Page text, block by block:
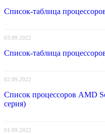
Список-таблица
03.09.2022
Список-таблица
02.09.2022
Список процессоров AMD
серия)
01.09.2022